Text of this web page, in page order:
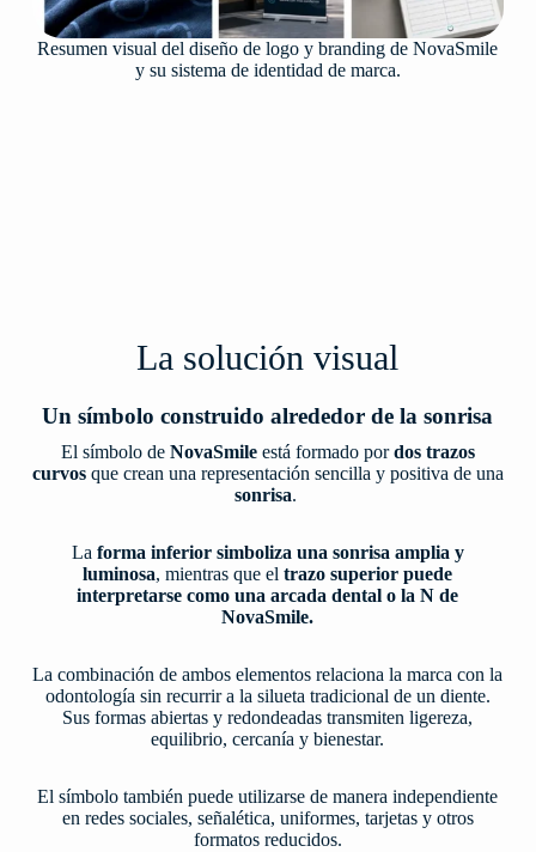
Resumen visual del diseño de logo y branding de NovaSmile
y su sistema de identidad de marca.
La solución visual
Un símbolo construido alrededor de la sonrisa
El símbolo de NovaSmileestá formado pordos trazos
curvosque crean una representación sencilla y positiva de una
sonrisa.
La forma inferior simboliza una sonrisa amplia y
luminosa, mientras que eltrazo superior puede
interpretarse como una arcada dental o la N de
NovaSmile.
La combinación de ambos elementos relaciona la marca con la
odontología sin recurrir a la silueta tradicional de un diente.
Sus formas abiertas y redondeadas transmiten ligereza,
equilibrio, cercanía y bienestar.
El símbolo también puede utilizarse de manera independiente
en redes sociales, señalética, uniformes, tarjetas y otros
formatos reducidos.